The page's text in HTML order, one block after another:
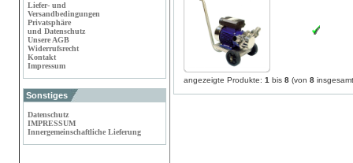
Liefer- und
Versandbedingungen
Privatsphäre
und Datenschutz
Unsere AGB
Widerrufsrecht
Kontakt
Impressum
Sonstiges
Datenschutz
IMPRESSUM
Innergemeinschaftliche Lieferung
angezeigte Produkte: 1 bis 8 (von 8